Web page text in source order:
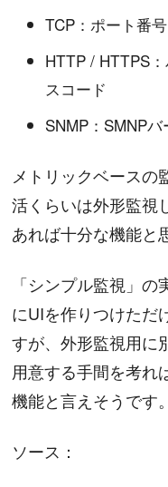
TCP：ポート番号
HTTP / HTTPS
スコード
SNMP：SMNP
メトリックベースの
活くらいは外形監視
あれば十分な機能と
「シンプル監視」の
にUIを作りつけただ
すが、外形監視用に
用意する手間を考れ
機能と言えそうです。
ソース：